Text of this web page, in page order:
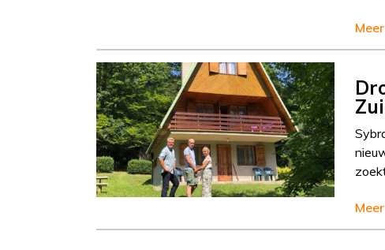
Meer
Meer